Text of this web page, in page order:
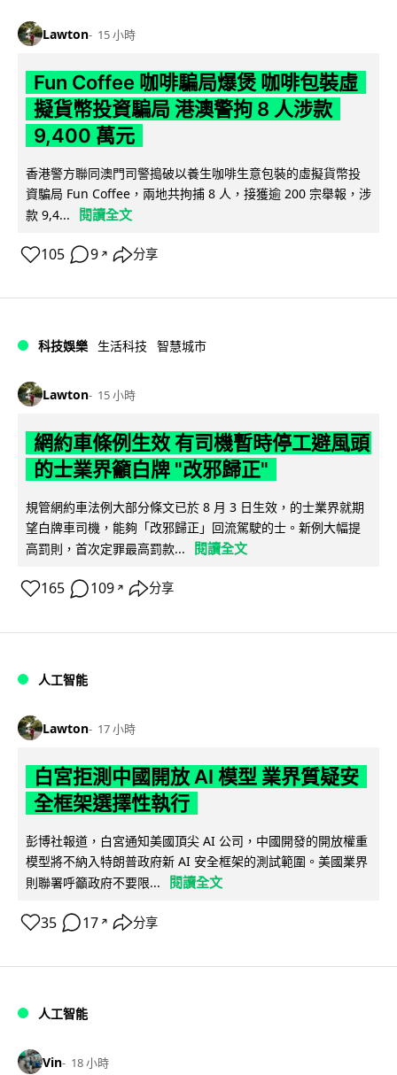
Lawton 15 小時
Fun Coffee 咖啡騙局爆煲 咖啡包裝虛
擬貨幣投資騙局 港澳警拘 8 人涉款
9,400 萬元
香港警方聯同澳門司警搗破以養生咖啡生意包裝的虛擬貨幣投
資騙局 Fun Coffee，兩地共拘捕 8 人，接獲逾 200 宗舉報，涉
款 9,4...
閱讀全文
105 9 ↗ 分享
科技娛樂 生活科技 智慧城市
Lawton 15 小時
網約車條例生效 有司機暫時停工避風頭
的士業界籲白牌 "改邪歸正"
規管網約車法例大部分條文已於 8 月 3 日生效，的士業界就期
望白牌車司機，能夠「改邪歸正」回流駕駛的士。新例大幅提
高罰則，首次定罪最高罰款...
閱讀全文
165 109 ↗ 分享
人工智能
Lawton 17 小時
白宮拒測中國開放 AI 模型 業界質疑安
全框架選擇性執行
彭博社報道，白宮通知美國頂尖 AI 公司，中國開發的開放權重
模型將不納入特朗普政府新 AI 安全框架的測試範圍。美國業界
則聯署呼籲政府不要限...
閱讀全文
35 17 ↗ 分享
人工智能
Vin 18 小時